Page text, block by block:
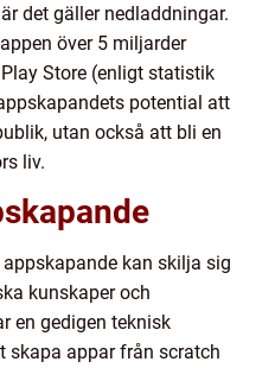
det gäller nedladdningar.
över 5 miljarder
Store (enligt statistik
potential att
utan också att bli en
liv.
kan skilja sig
kunskaper och
en gedigen teknisk
skapa appar från scratch